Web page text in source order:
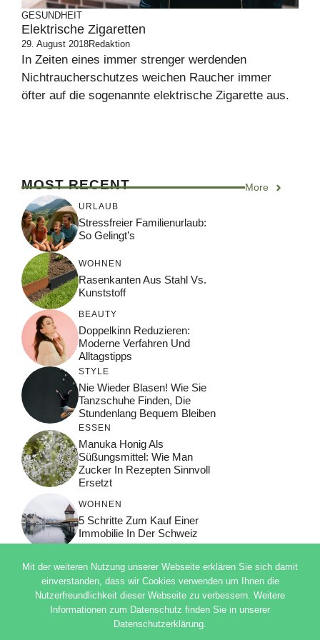
GESUNDHEIT
Elektrische Zigaretten
29. August 2018Redaktion
In Zeiten eines immer strenger werdenden
Nichtraucherschutzes weichen Raucher immer
öfter auf die sogenannte elektrische Zigarette aus.
MOST RECENT More
URLAUB
Stressfreier Familienurlaub:
So Gelingt’s
WOHNEN
Rasenkanten Aus Stahl Vs.
Kunststoff
BEAUTY
Doppelkinn Reduzieren:
Moderne Verfahren Und
Alltagstipps
STYLE
Nie Wieder Blasen! Wie Sie
Tanzschuhe Finden, Die
Stundenlang Bequem Bleiben
ESSEN
Manuka Honig Als
Süßungsmittel: Wie Man
Zucker In Rezepten Sinnvoll
Ersetzt
WOHNEN
5 Schritte Zum Kauf Einer
Immobilie In Der Schweiz
© 2026 ADSIMPLE
DATENSCHUTZERKLÄRUNG
Mit der weiteren Nutzung unserer Webseite erklären Sie sich damit
einverstanden, dass wir Cookies verwenden um Ihnen die
Nutzerfreundlichkeit dieser Webseite zu verbessern. Weitere
Informationen zum Datenschutz finden Sie in unserer
Datenschutzerklärung.